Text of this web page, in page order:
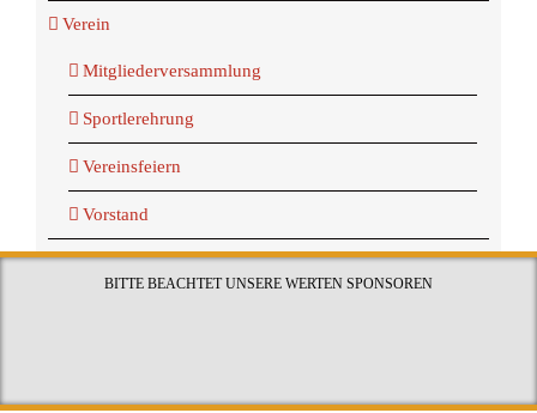
Verein
Mitgliederversammlung
Sportlerehrung
Vereinsfeiern
Vorstand
BITTE BEACHTET UNSERE WERTEN SPONSOREN